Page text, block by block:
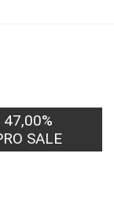
47,00%
SALE